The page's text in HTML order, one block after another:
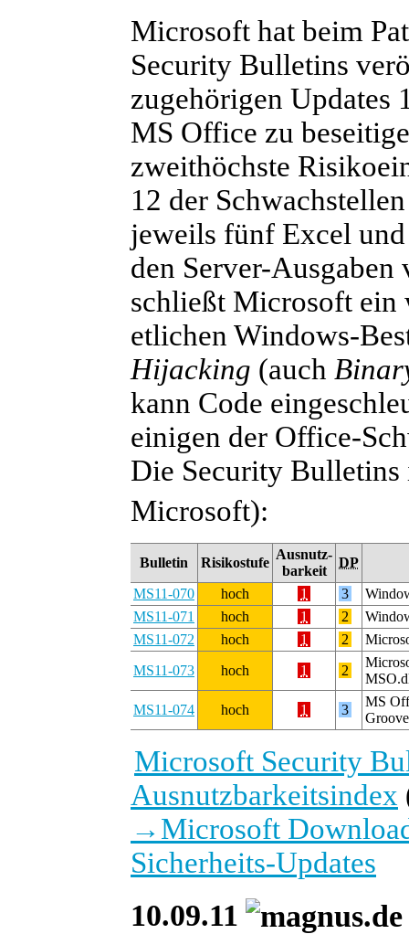
Microsoft hat beim
Security Bulletins
zugehörigen Updates
MS Office zu
zweithöchste
12 der
jeweils fünf Excel
den Server-
schließt Microsoft ein
etlichen Windows-
Hijacking (auch
kann Code
einigen der Office-
Die Security
Microsoft):
Bulletin Risikostufe
Ausnutz-
barkeit
DP
MS11-070
hoch 1 3
MS11-071
hoch 1 2
MS11-072
hoch 1 2
MS11-073
hoch 1 2
MS11-074
hoch 1 3
MS
Microsoft Security
Ausnutzbarkeitsindex
→Microsoft
Sicherheits-Updates
10.09.11